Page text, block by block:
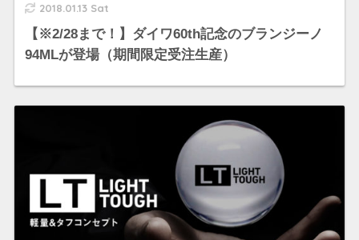
2018.01.13 Sat
【※2/28まで！】ダイワ60th記念のブランジーノ
94MLが登場（期間限定受注生産）